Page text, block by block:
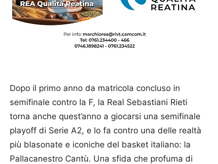
Dopo il primo anno da matricola concluso in
semifinale contro la F, la Real Sebastiani Rieti
torna anche quest’anno a giocarsi una semifinale
playoff di Serie A2, e lo fa contro una delle realtà
più blasonate e iconiche del basket italiano: la
Pallacanestro Cantù. Una sfida che profuma di